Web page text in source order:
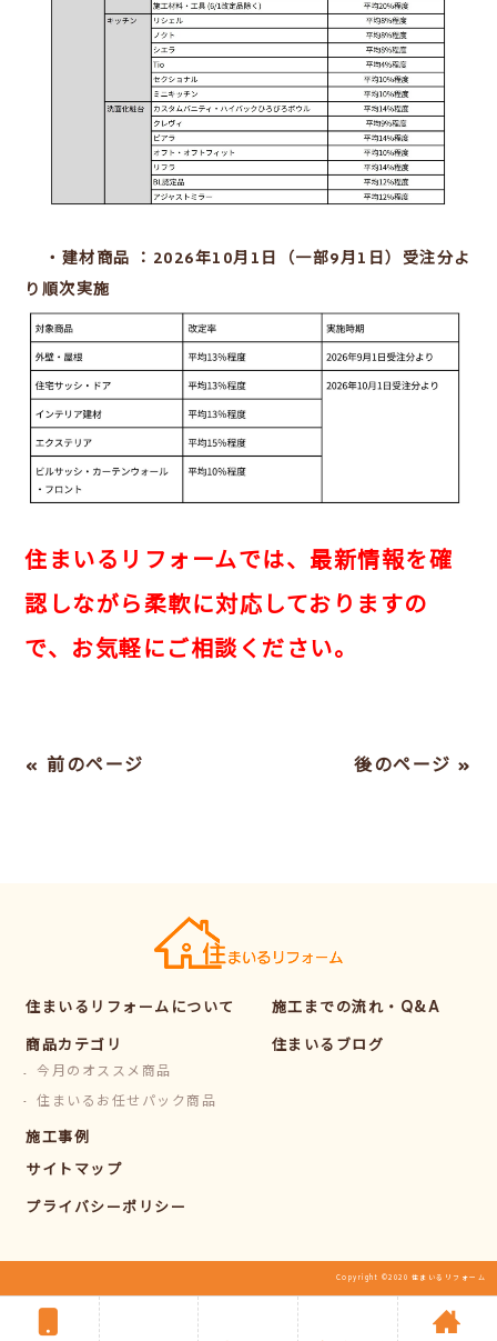
・建材商品 ：2026年10月1日（一部9月1日）受注分よ
り順次実施
住まいるリフォームでは、最新情報を確
認しながら柔軟に対応しておりますの
で、お気軽にご相談ください。
« 前のページ 後のページ »
住まいるリフォームについて
商品カテゴリ
今月のオススメ商品
住まいるお任せパック商品
施工事例
施工までの流れ・Q&A
住まいるブログ
サイトマップ
プライバシーポリシー
Copyright ©2020 住まいるリフォーム